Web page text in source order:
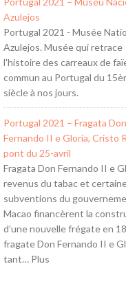
Azulejos
Portugal 2021 - Musée
Azulejos. Musée qui retrace
l'histoire des carreaux de
commun au Portugal du
siècle à nos jours.
Portugal 2021 – Fragata Don
Fernando II e Gloria, Cristo
pont du 25-avril
Fragata Don Fernando II e
revenus du tabac et
subventions du
Macao financèrent la
d’une nouvelle frégate en
fragate Don Fernando II e
tant… Plus